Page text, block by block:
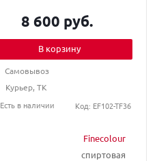
Finecolour
спиртовая
8 600 руб.
В корзину
Самовывоз
Курьер, ТК
Есть в наличии
Код: EF102-TF36